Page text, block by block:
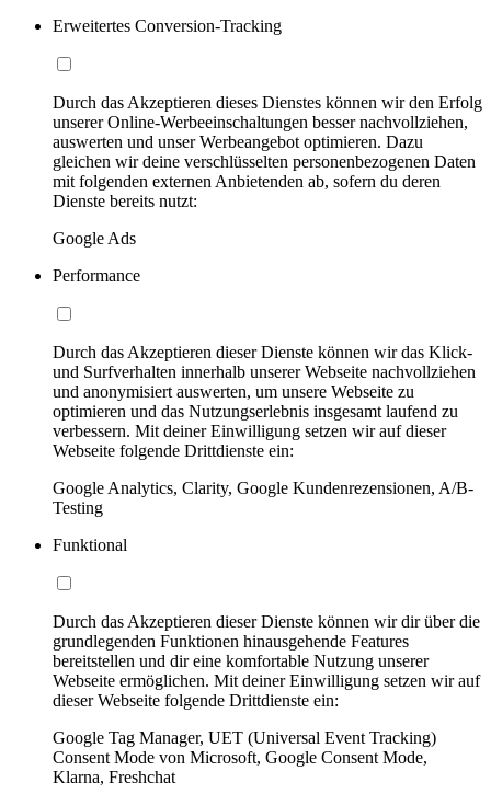
Erweitertes Conversion-Tracking
Durch das Akzeptieren dieses Dienstes können wir den Erfolg
unserer Online-Werbeeinschaltungen besser nachvollziehen,
auswerten und unser Werbeangebot optimieren. Dazu
gleichen wir deine verschlüsselten personenbezogenen Daten
mit folgenden externen Anbietenden ab, sofern du deren
Dienste bereits nutzt:
Google Ads
Performance
Durch das Akzeptieren dieser Dienste können wir das Klick-
und Surfverhalten innerhalb unserer Webseite nachvollziehen
und anonymisiert auswerten, um unsere Webseite zu
optimieren und das Nutzungserlebnis insgesamt laufend zu
verbessern. Mit deiner Einwilligung setzen wir auf dieser
Webseite folgende Drittdienste ein:
Google Analytics, Clarity, Google Kundenrezensionen, A/B-
Testing
Funktional
Durch das Akzeptieren dieser Dienste können wir dir über die
grundlegenden Funktionen hinausgehende Features
bereitstellen und dir eine komfortable Nutzung unserer
Webseite ermöglichen. Mit deiner Einwilligung setzen wir auf
dieser Webseite folgende Drittdienste ein:
Google Tag Manager, UET (Universal Event Tracking)
Consent Mode von Microsoft, Google Consent Mode,
Klarna, Freshchat